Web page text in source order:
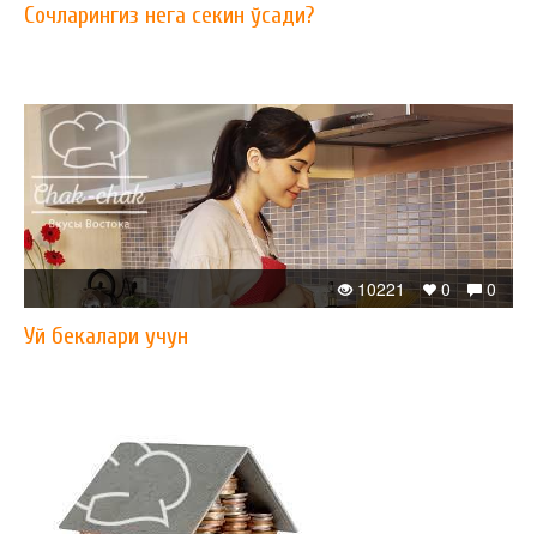
Сочларингиз нега секин ўсади?
0
0
10221
Уй бекалари учун